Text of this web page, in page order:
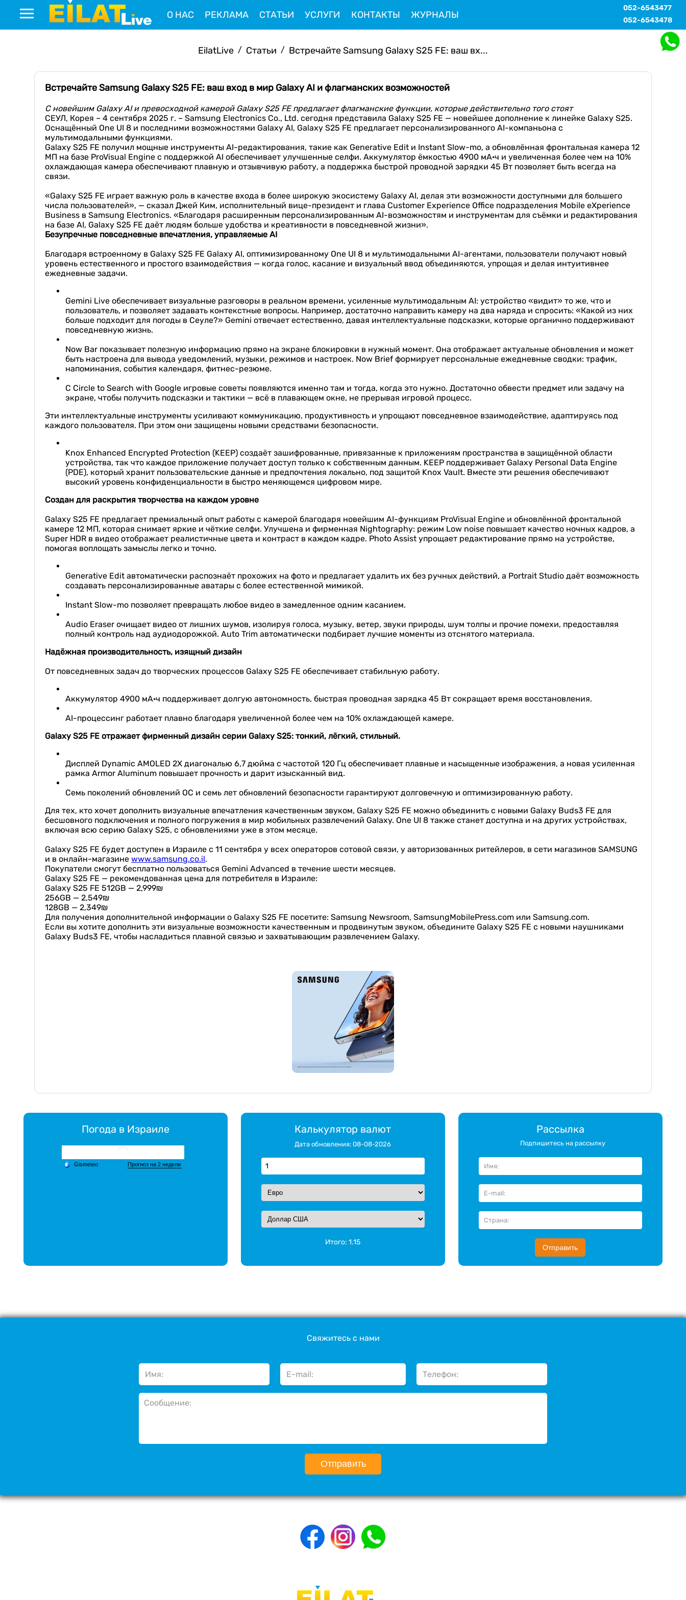
О НАС РЕКЛАМА СТАТЬИ УСЛУГИ КОНТАКТЫ ЖУРНАЛЫ
052-6543477
052-6543478
EilatLive / Статьи / Встречайте Samsung Galaxy S25 FE: ваш вх...
Встречайте Samsung Galaxy S25 FE: ваш вход в мир Galaxy AI и флагманских возможностей
С новейшим Galaxy AI и превосходной камерой Galaxy S25 FE предлагает флагманские функции, которые действительно того стоят
СЕУЛ, Корея – 4 сентября 2025 г. – Samsung Electronics Co., Ltd. сегодня представила Galaxy S25 FE — новейшее дополнение к линейке Galaxy S25.
Оснащённый One UI 8 и последними возможностями Galaxy AI, Galaxy S25 FE предлагает персонализированного AI-компаньона с
мультимодальными функциями.
Galaxy S25 FE получил мощные инструменты AI-редактирования, такие как Generative Edit и Instant Slow-mo, а обновлённая фронтальная камера 12
МП на базе ProVisual Engine с поддержкой AI обеспечивает улучшенные селфи. Аккумулятор ёмкостью 4900 мА·ч и увеличенная более чем на 10%
охлаждающая камера обеспечивают плавную и отзывчивую работу, а поддержка быстрой проводной зарядки 45 Вт позволяет быть всегда на
связи.
«Galaxy S25 FE играет важную роль в качестве входа в более широкую экосистему Galaxy AI, делая эти возможности доступными для большего
числа пользователей», — сказал Джей Ким, исполнительный вице-президент и глава Customer Experience Office подразделения Mobile eXperience
Business в Samsung Electronics. «Благодаря расширенным персонализированным AI-возможностям и инструментам для съёмки и редактирования
на базе AI, Galaxy S25 FE даёт людям больше удобства и креативности в повседневной жизни».
Безупречные повседневные впечатления, управляемые AI
Благодаря встроенному в Galaxy S25 FE Galaxy AI, оптимизированному One UI 8 и мультимодальными AI-агентами, пользователи получают новый
уровень естественного и простого взаимодействия — когда голос, касание и визуальный ввод объединяются, упрощая и делая интуитивнее
ежедневные задачи.
Gemini Live обеспечивает визуальные разговоры в реальном времени, усиленные мультимодальным AI: устройство «видит» то же, что и
пользователь, и позволяет задавать контекстные вопросы. Например, достаточно направить камеру на два наряда и спросить: «Какой из них
больше подходит для погоды в Сеуле?» Gemini отвечает естественно, давая интеллектуальные подсказки, которые органично поддерживают
повседневную жизнь.
Now Bar показывает полезную информацию прямо на экране блокировки в нужный момент. Она отображает актуальные обновления и может
быть настроена для вывода уведомлений, музыки, режимов и настроек. Now Brief формирует персональные ежедневные сводки: трафик,
напоминания, события календаря, фитнес-резюме.
С Circle to Search with Google игровые советы появляются именно там и тогда, когда это нужно. Достаточно обвести предмет или задачу на
экране, чтобы получить подсказки и тактики — всё в плавающем окне, не прерывая игровой процесс.
Эти интеллектуальные инструменты усиливают коммуникацию, продуктивность и упрощают повседневное взаимодействие, адаптируясь под
каждого пользователя. При этом они защищены новыми средствами безопасности.
Knox Enhanced Encrypted Protection (KEEP) создаёт зашифрованные, привязанные к приложениям пространства в защищённой области
устройства, так что каждое приложение получает доступ только к собственным данным. KEEP поддерживает Galaxy Personal Data Engine
(PDE), который хранит пользовательские данные и предпочтения локально, под защитой Knox Vault. Вместе эти решения обеспечивают
высокий уровень конфиденциальности в быстро меняющемся цифровом мире.
Создан для раскрытия творчества на каждом уровне
Galaxy S25 FE предлагает премиальный опыт работы с камерой благодаря новейшим AI-функциям ProVisual Engine и обновлённой фронтальной
камере 12 МП, которая снимает яркие и чёткие селфи. Улучшена и фирменная Nightography: режим Low noise повышает качество ночных кадров, а
Super HDR в видео отображает реалистичные цвета и контраст в каждом кадре. Photo Assist упрощает редактирование прямо на устройстве,
помогая воплощать замыслы легко и точно.
Generative Edit автоматически распознаёт прохожих на фото и предлагает удалить их без ручных действий, а Portrait Studio даёт возможность
создавать персонализированные аватары с более естественной мимикой.
Instant Slow-mo позволяет превращать любое видео в замедленное одним касанием.
Audio Eraser очищает видео от лишних шумов, изолируя голоса, музыку, ветер, звуки природы, шум толпы и прочие помехи, предоставляя
полный контроль над аудиодорожкой. Auto Trim автоматически подбирает лучшие моменты из отснятого материала.
Надёжная производительность, изящный дизайн
От повседневных задач до творческих процессов Galaxy S25 FE обеспечивает стабильную работу.
Аккумулятор 4900 мА·ч поддерживает долгую автономность, быстрая проводная зарядка 45 Вт сокращает время восстановления.
AI-процессинг работает плавно благодаря увеличенной более чем на 10% охлаждающей камере.
Galaxy S25 FE отражает фирменный дизайн серии Galaxy S25: тонкий, лёгкий, стильный.
Дисплей Dynamic AMOLED 2X диагональю 6,7 дюйма с частотой 120 Гц обеспечивает плавные и насыщенные изображения, а новая усиленная
рамка Armor Aluminum повышает прочность и дарит изысканный вид.
Семь поколений обновлений ОС и семь лет обновлений безопасности гарантируют долговечную и оптимизированную работу.
Для тех, кто хочет дополнить визуальные впечатления качественным звуком, Galaxy S25 FE можно объединить с новыми Galaxy Buds3 FE для
бесшовного подключения и полного погружения в мир мобильных развлечений Galaxy. One UI 8 также станет доступна и на других устройствах,
включая всю серию Galaxy S25, с обновлениями уже в этом месяце.
Galaxy S25 FE будет доступен в Израиле с 11 сентября у всех операторов сотовой связи, у авторизованных ритейлеров, в сети магазинов SAMSUNG
и в онлайн-магазинеwww.samsung.co.il.
Покупатели смогут бесплатно пользоваться Gemini Advanced в течение шести месяцев.
Galaxy S25 FE — рекомендованная цена для потребителя в Израиле:
Galaxy S25 FE 512GB — 2,999₪
256GB — 2,549₪
128GB — 2,349₪
Для получения дополнительной информации о Galaxy S25 FE посетите: Samsung Newsroom, SamsungMobilePress.com или Samsung.com.
Если вы хотите дополнить эти визуальные возможности качественным и продвинутым звуком, объедините Galaxy S25 FE с новыми наушниками
Galaxy Buds3 FE, чтобы насладиться плавной связью и захватывающим развлечением Galaxy.
Погода в Израиле Калькулятор валют
Дата обновления: 08-08-2026
Итого:1.15
Рассылка
Подпишитесь на рассылку
Отправить
Свяжитесь с нами
Отправить